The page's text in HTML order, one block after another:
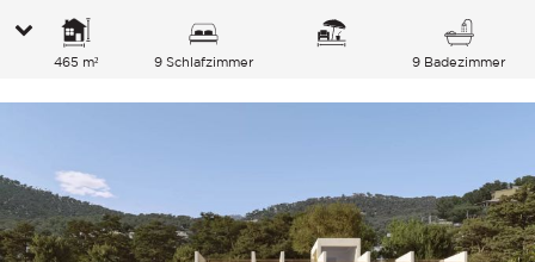
465 m² 9 Schlafzimmer 9 Badezimmer